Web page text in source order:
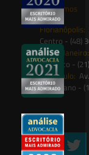
Onde estamos
Florianópolis:
Centro - (48)
Rio de Janeiro:
Botânico -
São Paulo:
Paulistano -
Siga-nos